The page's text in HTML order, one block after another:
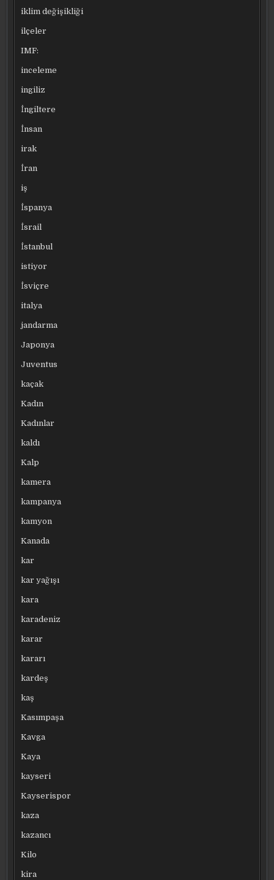
iklim değişikliği
ilçeler
IMF:
inceleme
ingiliz
İngiltere
İnsan
irak
İran
iş
İspanya
İsrail
İstanbul
istiyor
İsviçre
italya
jandarma
Japonya
Juventus
kaçak
Kadın
Kadınlar
kaldı
Kalp
kamera
kampanya
kamyon
Kanada
kar
kar yağışı
kara
karadeniz
karar
kararı
kardeş
kaş
Kasımpaşa
Kavga
Kaya
kayseri
Kayserispor
kaza
kazancı
Kilo
kira